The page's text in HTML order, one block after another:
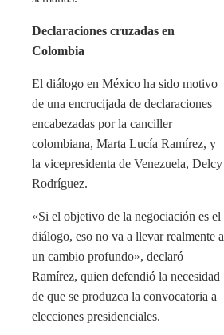
Declaraciones cruzadas en
Colombia
El diálogo en México ha sido motivo
de una encrucijada de declaraciones
encabezadas por la canciller
colombiana, Marta Lucía Ramírez, y
la vicepresidenta de Venezuela, Delcy
Rodríguez.
«Si el objetivo de la negociación es el
diálogo, eso no va a llevar realmente a
un cambio profundo», declaró
Ramírez, quien defendió la necesidad
de que se produzca la convocatoria a
elecciones presidenciales.